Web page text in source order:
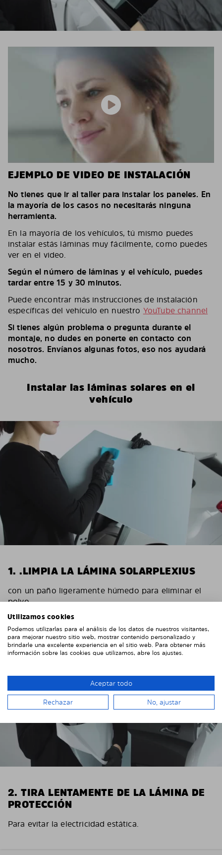
EJEMPLO DE VIDEO DE INSTALACIÓN
No tienes que ir al taller para instalar los paneles. En
la mayoría de los casos no necesitarás ninguna
herramienta.
En la mayoría de los vehículos, tú mismo puedes
instalar estás láminas muy fácilmente, como puedes
ver en el video.
Según el número de láminas y el vehículo, puedes
tardar entre 15 y 30 minutos.
Puede encontrar más instrucciones de instalación
específicas del vehículo en nuestro YouTube channel
Si tienes algún problema o pregunta durante el
montaje, no dudes en ponerte en contacto con
nosotros. Envíanos algunas fotos, eso nos ayudará
mucho.
Instalar las láminas solares en el
vehículo
1. .LIMPIA LA LÁMINA SOLARPLEXIUS
con un paño ligeramente húmedo para eliminar el
polvo.
2. TIRA LENTAMENTE DE LA LÁMINA DE
PROTECCIÓN
Para evitar la electricidad estática.
Utilizamos cookies
Podemos utilizarlas para el análisis de los datos de nuestros visitantes,
para mejorar nuestro sitio web, mostrar contenido personalizado y
brindarle una excelente experiencia en el sitio web. Para obtener más
información sobre las cookies que utilizamos, abre los ajustes.
Aceptar todo
Rechazar No, ajustar